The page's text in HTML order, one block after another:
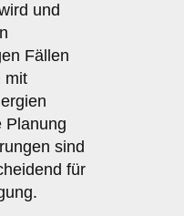
und
Fällen
mit
Planung
sind
für